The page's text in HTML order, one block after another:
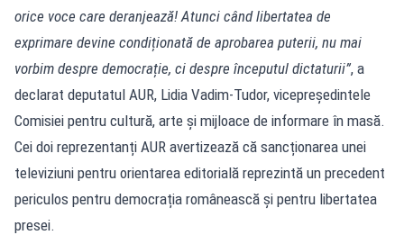
orice voce care deranjează! Atunci când libertatea de
exprimare devine condiționată de aprobarea puterii, nu mai
vorbim despre democrație, ci despre începutul dictaturii”, a
declarat deputatul AUR, Lidia Vadim-Tudor, vicepreședintele
Comisiei pentru cultură, arte şi mijloace de informare în masă.
Cei doi reprezentanți AUR avertizează că sancționarea unei
televiziuni pentru orientarea editorială reprezintă un precedent
periculos pentru democrația românească și pentru libertatea
presei.